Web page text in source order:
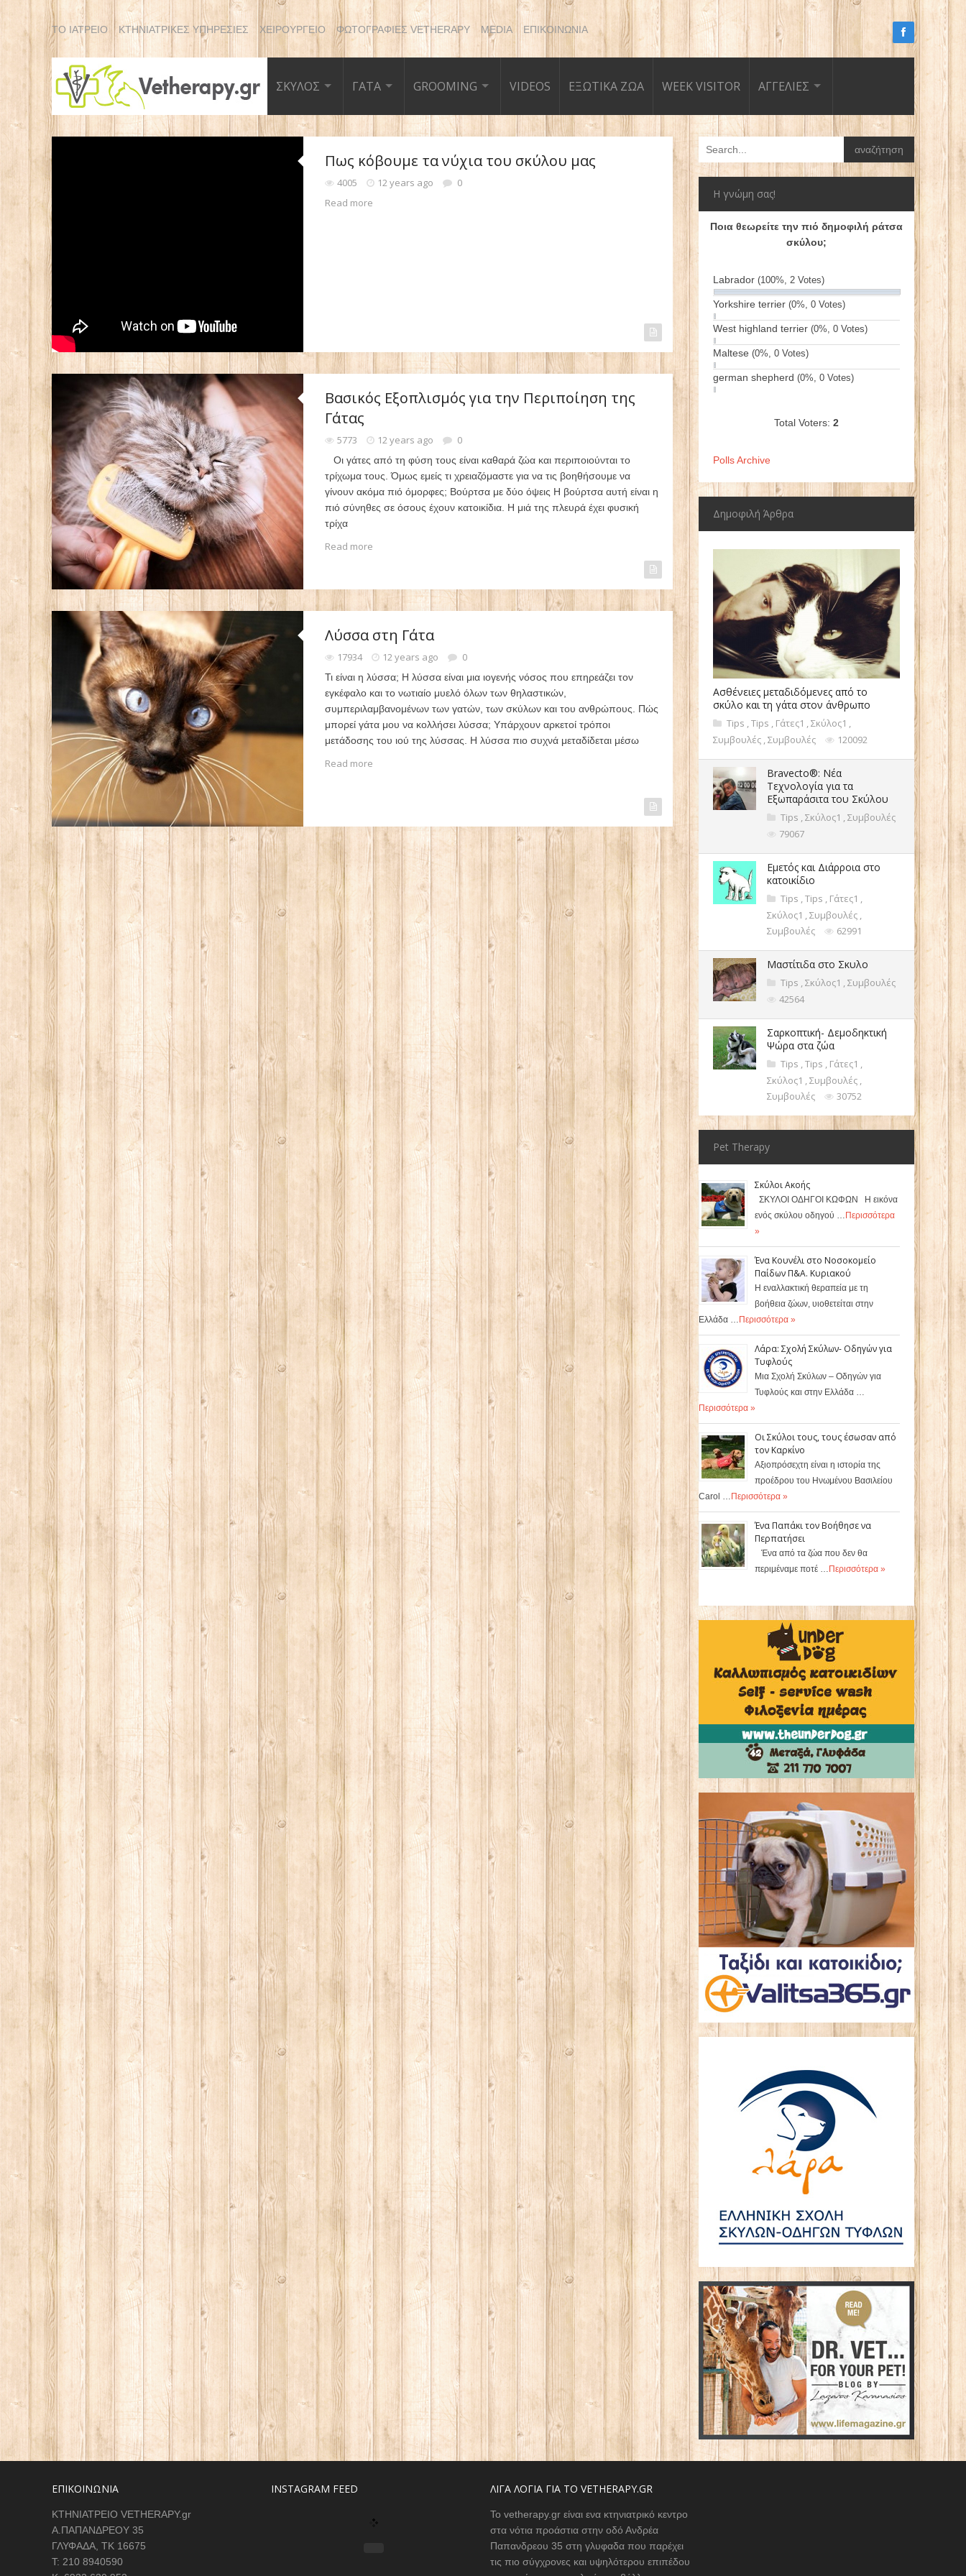
ΤΟ ΙΑΤΡΕΙΟ ΚΤΗΝΙΑΤΡΙΚΕΣ ΥΠΗΡΕΣΙΕΣ ΧΕΙΡΟΥΡΓΕΙΟ ΦΩΤΟΓΡΑΦΙΕΣ VETHERAPY MEDIA ΕΠΙΚΟΙΝΩΝΙΑ
ΣΚΥΛΟΣ ΓΑΤΑ GROOMING VIDEOS ΕΞΩΤΙΚΑ ΖΩΑ WEEK VISITOR ΑΓΓΕΛΙΕΣ
Πως κόβουμε τα νύχια του σκύλου μας
4005 12 years ago
0
Read more
Βασικός Εξοπλισμός για την Περιποίηση της
Γάτας
5773 12 years ago 0
Οι γάτες από τη φύση τους είναι καθαρά ζώα και περιποιούνται το
τρίχωμα τους. Όμως εμείς τι χρειαζόμαστε για να τις βοηθήσουμε να
γίνουν ακόμα πιό όμορφες; Βούρτσα με δύο όψεις Η βούρτσα αυτή είναι η
πιό σύνηθες σε όσους έχουν κατοικίδια. Η μιά της πλευρά έχει φυσική
τρίχα
Read more
Λύσσα στη Γάτα
17934 12 years ago 0
Τι είναι η λύσσα; Η λύσσα είναι μια ιογενής νόσος που επηρεάζει τον
εγκέφαλο και το νωτιαίο μυελό όλων των θηλαστικών,
συμπεριλαμβανομένων των γατών, των σκύλων και του ανθρώπους. Πώς
μπορεί γάτα μου να κολλήσει λύσσα; Υπάρχουν αρκετοί τρόποι
μετάδοσης του ιού της λύσσας. Η λύσσα πιο συχνά μεταδίδεται μέσω
Read more
Η γνώμη σας!
Ποια θεωρείτε την πιό δημοφιλή ράτσα
σκύλου;
Labrador (100%, 2 Votes)
Yorkshire terrier (0%, 0 Votes)
West highland terrier (0%, 0 Votes)
Maltese (0%, 0 Votes)
german shepherd (0%, 0 Votes)
Total Voters: 2
Polls Archive
Δημοφιλή Άρθρα
Ασθένειες μεταδιδόμενες από το
σκύλο και τη γάτα στον άνθρωπο
Tips ,Tips , Γάτες1 ,Σκύλος1 ,
Συμβουλές ,Συμβουλές 120092
Bravecto®: Νέα
Τεχνολογία για τα
Εξωπαράσιτα του Σκύλου
Tips ,Σκύλος1 ,Συμβουλές
79067
Εμετός και Διάρροια στο
κατοικίδιο
Tips ,Tips , Γάτες1 ,
Σκύλος1 ,Συμβουλές ,
Συμβουλές
62991
Μαστίτιδα στο Σκυλο
Tips ,Σκύλος1 ,Συμβουλές
42564
Σαρκοπτική- Δεμοδηκτική
Ψώρα στα ζώα
Tips ,Tips , Γάτες1 ,
Σκύλος1 ,Συμβουλές ,
Συμβουλές
30752
Pet Therapy
Σκύλοι Ακοής
ΣΚΥΛΟΙ ΟΔΗΓΟΙ ΚΩΦΩΝ Η εικόνα
ενός σκύλου οδηγού … Περισσότερα
»
Ένα Κουνέλι στο Νοσοκομείο
Παίδων Π&Α. Κυριακού
Η εναλλακτική θεραπεία με τη
βοήθεια ζώων, υιοθετείται στην
Ελλάδα … Περισσότερα »
Λάρα: Σχολή Σκύλων- Οδηγών για
Τυφλούς
Μια Σχολή Σκύλων – Οδηγών για
Τυφλούς και στην Ελλάδα …
Περισσότερα »
Οι Σκύλοι τους, τους έσωσαν από
τον Καρκίνο
Αξιοπρόσεχτη είναι η ιστορία της
προέδρου του Ηνωμένου Βασιλείου
Carol … Περισσότερα »
Ένα Παπάκι τον Βοήθησε να
Περπατήσει
Ένα από τα ζώα που δεν θα
περιμέναμε ποτέ … Περισσότερα »
ΕΠΙΚΟΙΝΩΝΙΑ
ΚΤΗΝΙΑΤΡΕΙΟ VETHERAPY.gr
Α.ΠΑΠΑΝΔΡΕΟΥ 35
ΓΛΥΦΑΔΑ, ΤΚ 16675
Τ: 210 8940590
INSTAGRAM FEED ΛΙΓΑ ΛΟΓΙΑ ΓΙΑ ΤΟ VETHERAPY.GR
Το vetherapy.gr είναι ενα κτηνιατρικό κεντρο
στα νότια προάστια στην οδό Ανδρέα
Παπανδρεου 35 στη γλυφαδα που παρέχει
τις πιο σύγχρονες και υψηλότερου επιπέδου